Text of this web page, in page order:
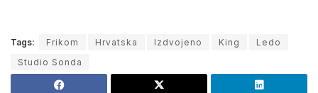
Tags: Frikom Hrvatska Izdvojeno King
Ledo
Studio Sonda